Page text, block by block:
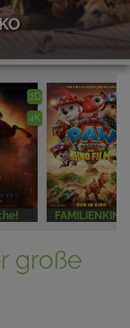
2D
4K
FAMILIENKINO
große